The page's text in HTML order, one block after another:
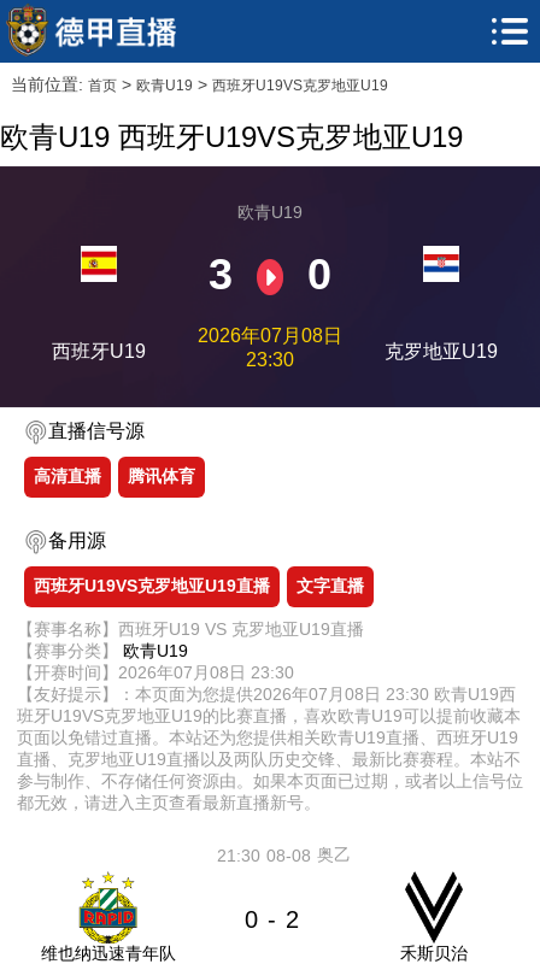
当前位置: 首页> 欧青U19 > 西班牙U19VS克罗地亚U19
欧青U19 西班牙U19VS克罗地亚U19
西班牙U19
欧青U19
3 0
2026年07月08日
23:30
克罗地亚U19
直播信号源
高清直播 腾讯体育
备用源
西班牙U19VS克罗地亚U19直播 文字直播
【赛事名称】西班牙U19 VS 克罗地亚U19直播
【赛事分类】 欧青U19
【开赛时间】2026年07月08日 23:30
【友好提示】：本页面为您提供2026年07月08日 23:30 欧青U19西
班牙U19VS克罗地亚U19的比赛直播，喜欢欧青U19可以提前收藏本
页面以免错过直播。本站还为您提供相关欧青U19直播、西班牙U19
直播、克罗地亚U19直播以及两队历史交锋、最新比赛赛程。本站不
参与制作、不存储任何资源由。如果本页面已过期，或者以上信号位
都无效，请进入主页查看最新直播新号。
08-08
21:30 奥乙
维也纳迅速青年队
0 - 2
禾斯贝治